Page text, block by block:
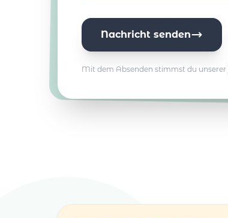
Nachricht senden
Mit dem Absenden stimmst du unserer